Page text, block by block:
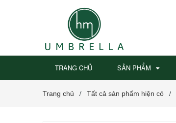
TRANG CHỦ SẢN PHẨM
Trang chủ / Tất cả sản phẩm hiện có /